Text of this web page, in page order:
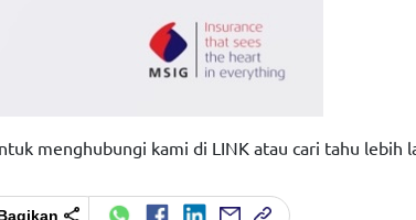
menghubungi kami di LINK atau cari tahu lebih